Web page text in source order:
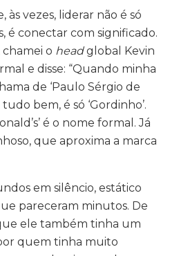
vezes, liderar não é só
é conectar com significado.
o headglobal Kevin
e disse: “Quando minha
de ‘Paulo Sérgio de
bem, é só ‘Gordinho’.
é o nome formal. Já
que aproxima a marca
em silêncio, estático
pareceram minutos. De
ele também tinha um
quem tinha muito